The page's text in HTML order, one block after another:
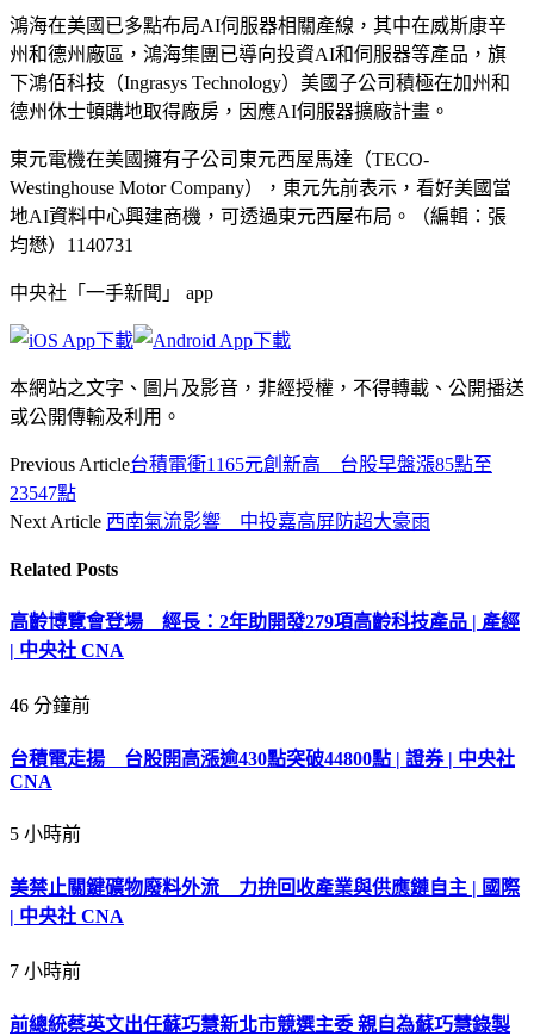
鴻海在美國已多點布局AI伺服器相關產線，其中在威斯康辛
州和德州廠區，鴻海集團已導向投資AI和伺服器等產品，旗
下鴻佰科技（Ingrasys Technology）美國子公司積極在加州和
德州休士頓購地取得廠房，因應AI伺服器擴廠計畫。
東元電機在美國擁有子公司東元西屋馬達（TECO-
Westinghouse Motor Company），東元先前表示，看好美國當
地AI資料中心興建商機，可透過東元西屋布局。（編輯：張
均懋）1140731
中央社「一手新聞」 app
本網站之文字、圖片及影音，非經授權，不得轉載、公開播送
或公開傳輸及利用。
Previous Article台積電衝1165元創新高 台股早盤漲85點至
23547點
Next Article 西南氣流影響 中投嘉高屏防超大豪雨
Related Posts
高齡博覽會登場 經長：2年助開發279項高齡科技產品 | 產經
| 中央社 CNA
46 分鐘前
台積電走揚 台股開高漲逾430點突破44800點 | 證券 | 中央社
CNA
5 小時前
美禁止關鍵礦物廢料外流 力拚回收產業與供應鏈自主 | 國際
| 中央社 CNA
7 小時前
前總統蔡英文出任蘇巧慧新北市競選主委 親自為蘇巧慧錄製